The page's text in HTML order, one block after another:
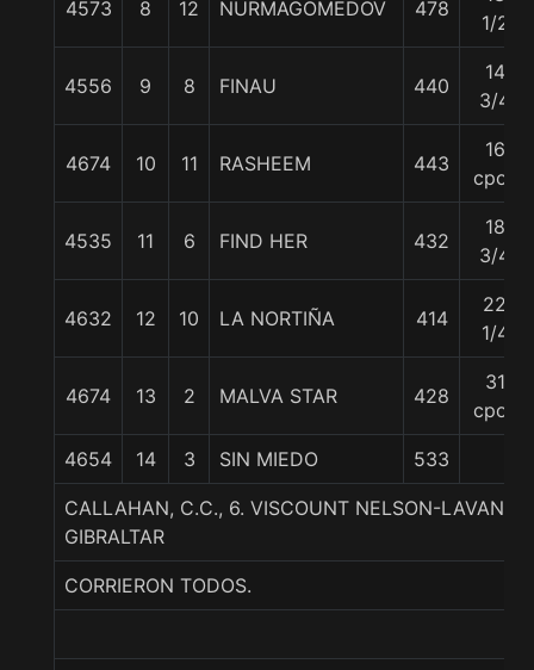
4573 8 12 NURMAGOMEDOV 478
1/2
4556 9 8 FINAU 440
14
3/4
4674 10 11 RASHEEM 443
16
cpos
4535 11 6 FIND HER 432
18
3/4
4632 12 10 LA NORTIÑA 414
22
1/4
4674 13 2 MALVA STAR 428
31
cpos
4654 14 3 SIN MIEDO 533
CALLAHAN, C.C., 6. VISCOUNT NELSON-
GIBRALTAR
CORRIERON TODOS.